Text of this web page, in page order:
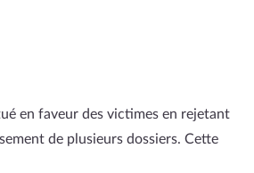
en faveur des victimes en rejetant
de plusieurs dossiers. Cette